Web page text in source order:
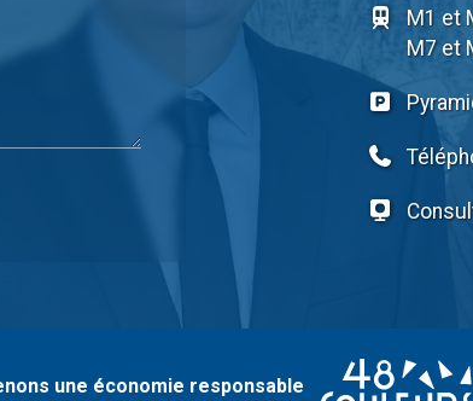
M1 et
M7 et
une économie responsable